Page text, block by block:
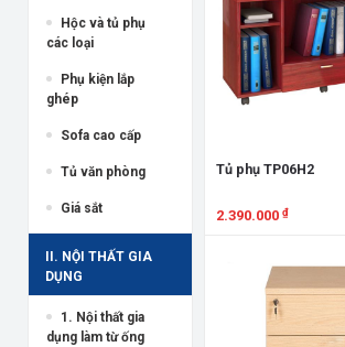
Hộc và tủ phụ
các loại
Phụ kiện lắp
ghép
Sofa cao cấp
Tủ văn phòng
Giá sắt
II. NỘI THẤT GIA
DỤNG
1. Nội thất gia
dụng làm từ ống
Tủ phụ TP06H2
2.390.000 ₫